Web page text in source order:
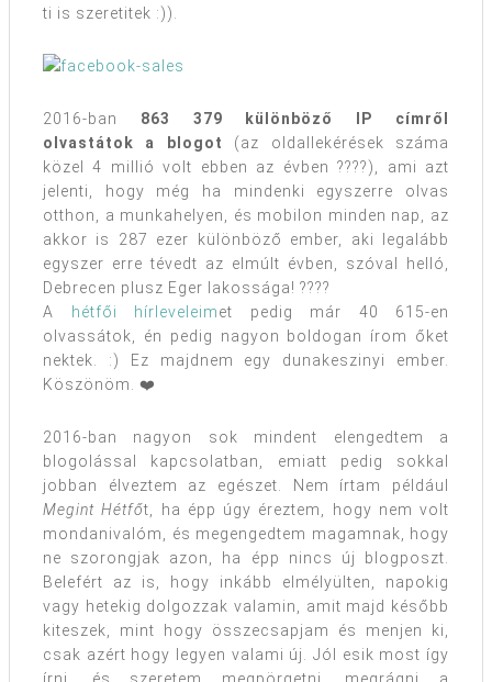
ti is szeretitek :)).
2016-ban 863 379 különböző IP címről
olvastátok a blogot
(az oldallekérések száma
közel 4 millió volt ebben az évben ????), ami azt
jelenti, hogy még ha mindenki egyszerre olvas
otthon, a munkahelyen, és mobilon minden nap, az
akkor is 287 ezer különböző ember, aki legalább
egyszer erre tévedt az elmúlt évben, szóval helló,
Debrecen plusz Eger lakossága! ????
A
hétfői hírleveleimet pedig már 40 615-en
olvassátok, én pedig nagyon boldogan írom őket
nektek. :) Ez majdnem egy dunakeszinyi ember.
Köszönöm. ❤️
2016-ban nagyon sok mindent elengedtem a
blogolással kapcsolatban, emiatt pedig sokkal
jobban élveztem az egészet. Nem írtam például
Megint Hétfőt, ha épp úgy éreztem, hogy nem volt
mondanivalóm, és megengedtem magamnak, hogy
ne szorongjak azon, ha épp nincs új blogposzt.
Belefért az is, hogy inkább elmélyülten, napokig
vagy hetekig dolgozzak valamin, amit majd később
kiteszek, mint hogy összecsapjam és menjen ki,
csak azért hogy legyen valami új. Jól esik most így